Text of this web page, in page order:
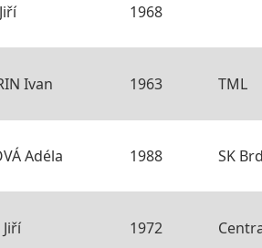
1968
Ivan 1963 TML
Adéla 1988 SK
Jiří 1972